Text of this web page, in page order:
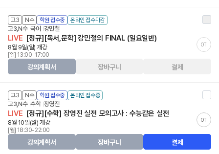
고3 N수 학원 접수중 온라인 접수마감
고3,N수 국어 강민철
LIVE [정규][독서,문학] 강민철의 FINAL (일요일반)
OT
8월 9일(일) 개강
[일] 13:00-17:00
강의계획서 장바구니 결제
고3 N수 학원 접수중 온라인 접수중
고3,N수 수학 장영진
LIVE [정규][수학] 장영진 실전 모의고사 : 수능같은 실전
OT
8월 10일(월) 개강
[월] 18:30-22:00
강의계획서 장바구니 결제